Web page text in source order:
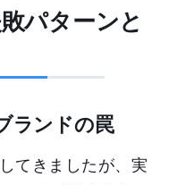
パターンと
ランドの罠
てきましたが、実